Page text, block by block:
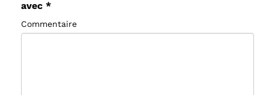
avec *
Commentaire